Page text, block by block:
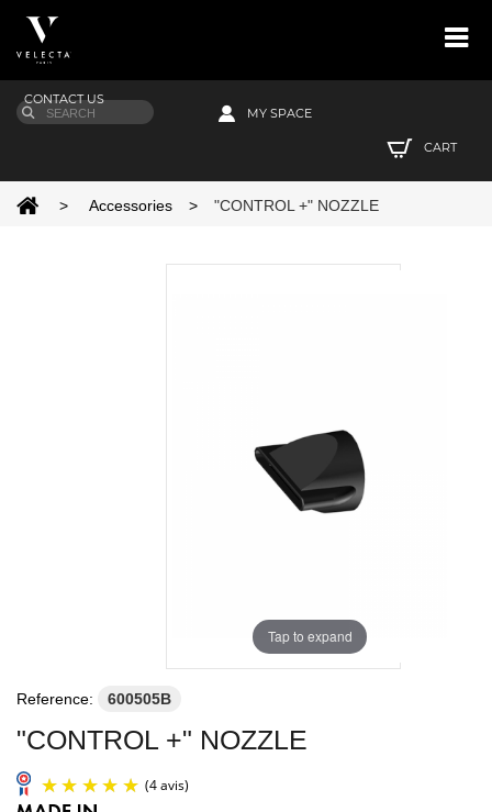
CONTACT US
MY SPACE
CART
> Accessories > "CONTROL +" NOZZLE
Tap to expand
Reference: 600505B
"CONTROL +" NOZZLE